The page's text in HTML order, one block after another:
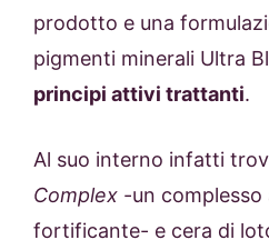
prodotto e una
pigmenti minerali Ultra
principi attivi trattanti.
Al suo interno infatti
Complex -un complesso
fortificante- e cera di